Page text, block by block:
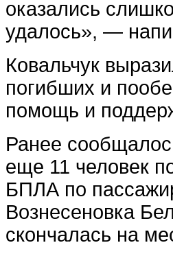
оказались
удалось», —
Ковальчук
погибших и
помощь и
Ранее
еще 11 человек
БПЛА по
Вознесеновка
скончалась на